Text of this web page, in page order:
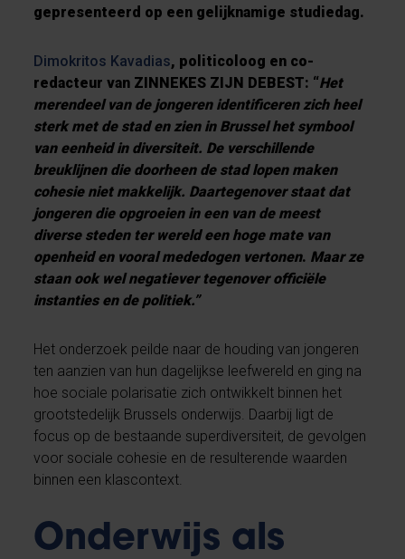
gepresenteerd op een gelijknamige studiedag.
Dimokritos Kavadias, politicoloog en co-
redacteur van ZINNEKES ZIJN DEBEST: “Het
merendeel van de jongeren identificeren zich heel
sterk met de stad en zien in Brussel het symbool
van eenheid in diversiteit. De verschillende
breuklijnen die doorheen de stad lopen maken
cohesie niet makkelijk. Daartegenover staat dat
jongeren die opgroeien in een van de meest
diverse steden ter wereld een hoge mate van
openheid en vooral mededogen vertonen. Maar ze
staan ook wel negatiever tegenover officiële
instanties en de politiek.”
Het onderzoek peilde naar de houding van jongeren
ten aanzien van hun dagelijkse leefwereld en ging na
hoe sociale polarisatie zich ontwikkelt binnen het
grootstedelijk Brussels onderwijs. Daarbij ligt de
focus op de bestaande superdiversiteit, de gevolgen
voor sociale cohesie en de resulterende waarden
binnen een klascontext.
Onderwijs als